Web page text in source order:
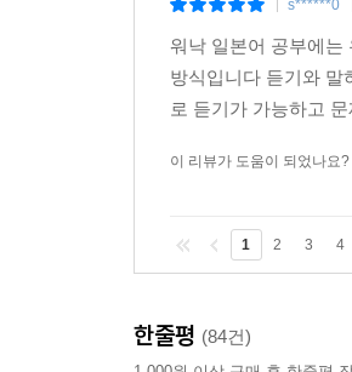
기본적으로 꼭 알아야
특별부록 : 훈련용 소책자
s******0
워낙 일본어 공부에는
방식입니다 듣기와 말
로 듣기가 가능하고
이 리뷰가 도움이 되었나요?
1 2 3 4
한줄평 (84건)